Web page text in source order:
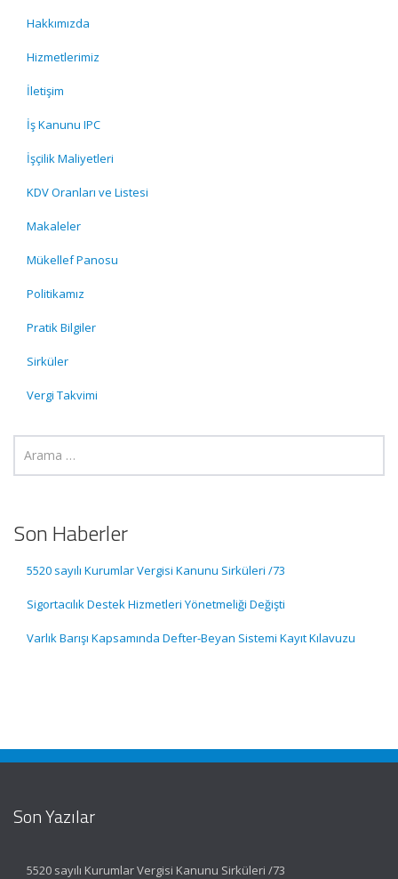
Hakkımızda
Hizmetlerimiz
İletişim
İş Kanunu IPC
İşçilik Maliyetleri
KDV Oranları ve Listesi
Makaleler
Mükellef Panosu
Politikamız
Pratik Bilgiler
Sirküler
Vergi Takvimi
Son Haberler
5520 sayılı Kurumlar Vergisi Kanunu Sirküleri /73
Sigortacılık Destek Hizmetleri Yönetmeliği Değişti
Varlık Barışı Kapsamında Defter-Beyan Sistemi Kayıt Kılavuzu
Son Yazılar
5520 sayılı Kurumlar Vergisi Kanunu Sirküleri /73